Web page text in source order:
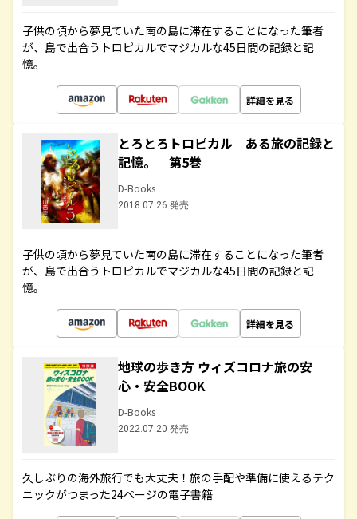
子供の頃から夢見ていた南の島に滞在することになった筆者
が、島で出合うトロピカルでマジカルな45日間の記録と記
憶。
詳細を見る
とろとろトロピカル ある旅の記録と
記憶。 第5巻
D-Books
2018.07.26 発売
子供の頃から夢見ていた南の島に滞在することになった筆者
が、島で出合うトロピカルでマジカルな45日間の記録と記
憶。
詳細を見る
地球の歩き方 ウィズコロナ旅の安
心・安全BOOK
D-Books
2022.07.20 発売
久しぶりの海外旅行でも大丈夫！旅の手配や準備に使えるテク
ニックがつまった24ページの電子書籍